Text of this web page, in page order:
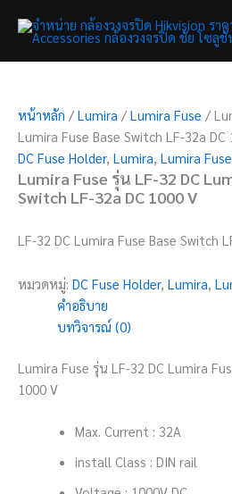
หน้าหลัก / Lumira / Lumira Fuse /
Lumira Fuse Base Switch LF-32a DC
DC Fuse Holder, Lumira, Lumira Fuse
Lumira Fuse รุ่น LF-32 DC
Switch LF-32a DC 1000 V
LF-32 DC Lumira Fuse Base Switch
หมวดหมู่: DC Fuse Holder, Lumira,
คำอธิบาย
บทวิจารณ์ (0)
Lumira Fuse รุ่น LF-32 DC Lumira
1000 V
Max. Current : 32A
install Class : DIN rail